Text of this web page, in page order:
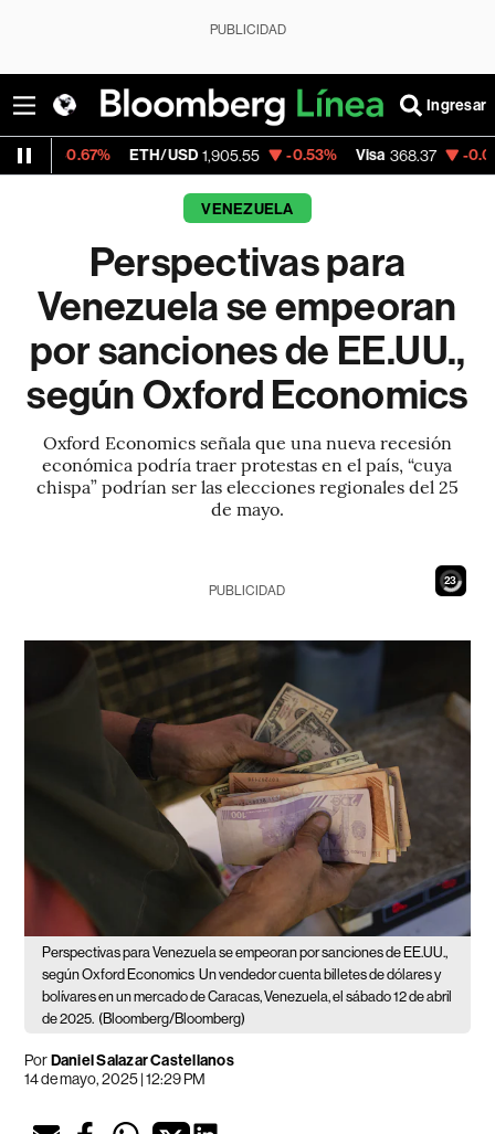
PUBLICIDAD
Ingresar
1,905.55 -0.53% Visa 368.37 -0.05%
VENEZUELA
Perspectivas para
Venezuela se empeoran
por sanciones de EE.UU.,
según Oxford Economics
Oxford Economics señala que una nueva recesión
económica podría traer protestas en el país, “cuya
chispa” podrían ser las elecciones regionales del 25
de mayo.
21
PUBLICIDAD
Perspectivas para Venezuela se empeoran por sanciones de EE.UU.,
según Oxford Economics Un vendedor cuenta billetes de dólares y
bolívares en un mercado de Caracas, Venezuela, el sábado 12 de abril
de 2025. (Bloomberg/Bloomberg)
PorDaniel Salazar Castellanos
14 de mayo, 2025 | 12:29 PM